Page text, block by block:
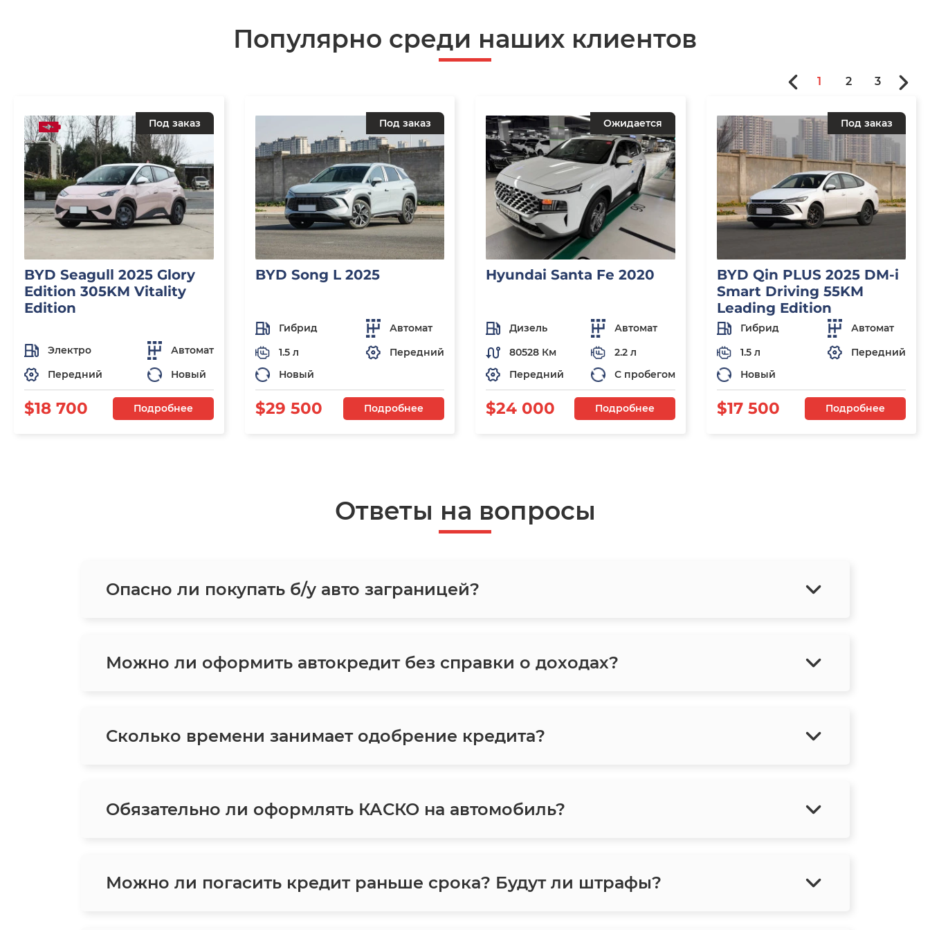
Популярно среди наших клиентов
Под заказ
BYD Seagull 2025 Glory
Edition 305KM Vitality
Edition
Электро
Автомат
Передний
Новый
$18 700 Подробнее
Под заказ
BYD Song L 2025
Гибрид
Автомат
1.5 л
Передний
Новый
$29 500 Подробнее
Ожидается
Hyundai Santa Fe 2020
Дизель
Автомат
80528 Км
2.2 л
Передний
С пробегом
$24 000 Подробнее
Под заказ
BYD Qin PLUS 2025 DM-i
Smart Driving 55KM
Leading Edition
Гибрид
Автомат
1.5 л
Передний
Новый
$17 500 Подробнее
1 2 3
Ответы на вопросы
Опасно ли покупать б/у авто заграницей?
Можно ли оформить автокредит без справки о доходах?
Сколько времени занимает одобрение кредита?
Обязательно ли оформлять КАСКО на автомобиль?
Можно ли погасить кредит раньше срока? Будут ли штрафы?